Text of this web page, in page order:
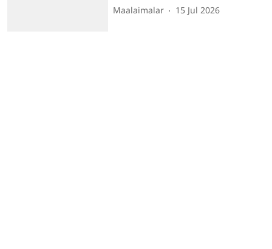
Maalaimalar 15 Jul 2026